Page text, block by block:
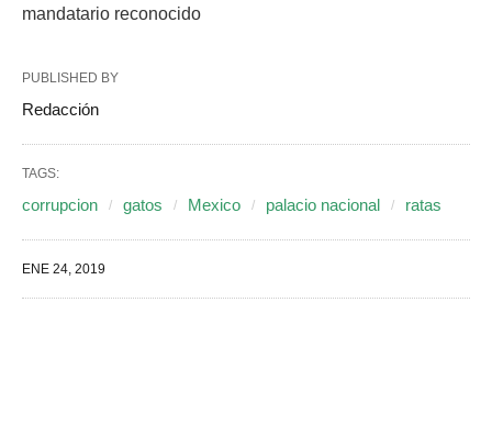
mandatario reconocido
PUBLISHED BY
Redacción
TAGS:
corrupcion gatos Mexico palacio nacional ratas
ENE 24, 2019